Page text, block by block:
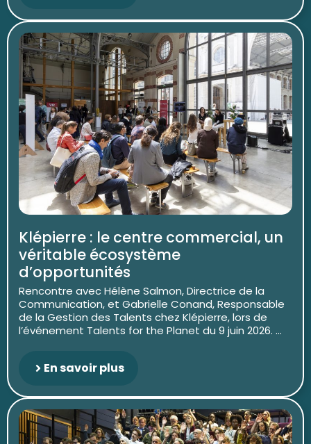
Klépierre : le centre commercial, un
véritable écosystème
d’opportunités
Rencontre avec Hélène Salmon, Directrice de la
Communication, et Gabrielle Conand, Responsable
de la Gestion des Talents chez Klépierre, lors de
l’événement Talents for the Planet du 9 juin 2026. ...
En savoir plus